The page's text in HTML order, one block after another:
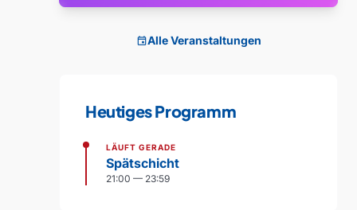
eventAlle Veranstaltungen
Heutiges Programm
LÄUFT GERADE
Spätschicht
21:00 — 23:59